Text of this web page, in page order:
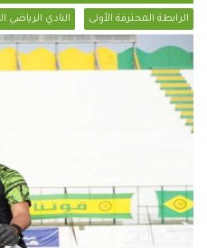
الرابطة المحترفة الأولى النادي الرياضي